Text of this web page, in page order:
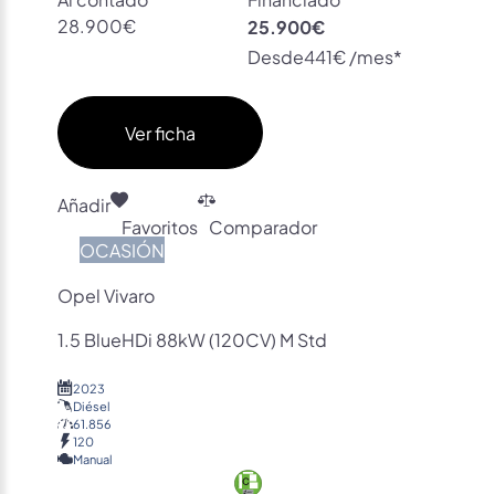
28.900€
25.900€
Desde441€ /mes*
Ver ficha
Añadir
Favoritos Comparador
OCASIÓN
Opel Vivaro
1.5 BlueHDi 88kW (120CV) M Std
2023
Diésel
61.856
120
Manual